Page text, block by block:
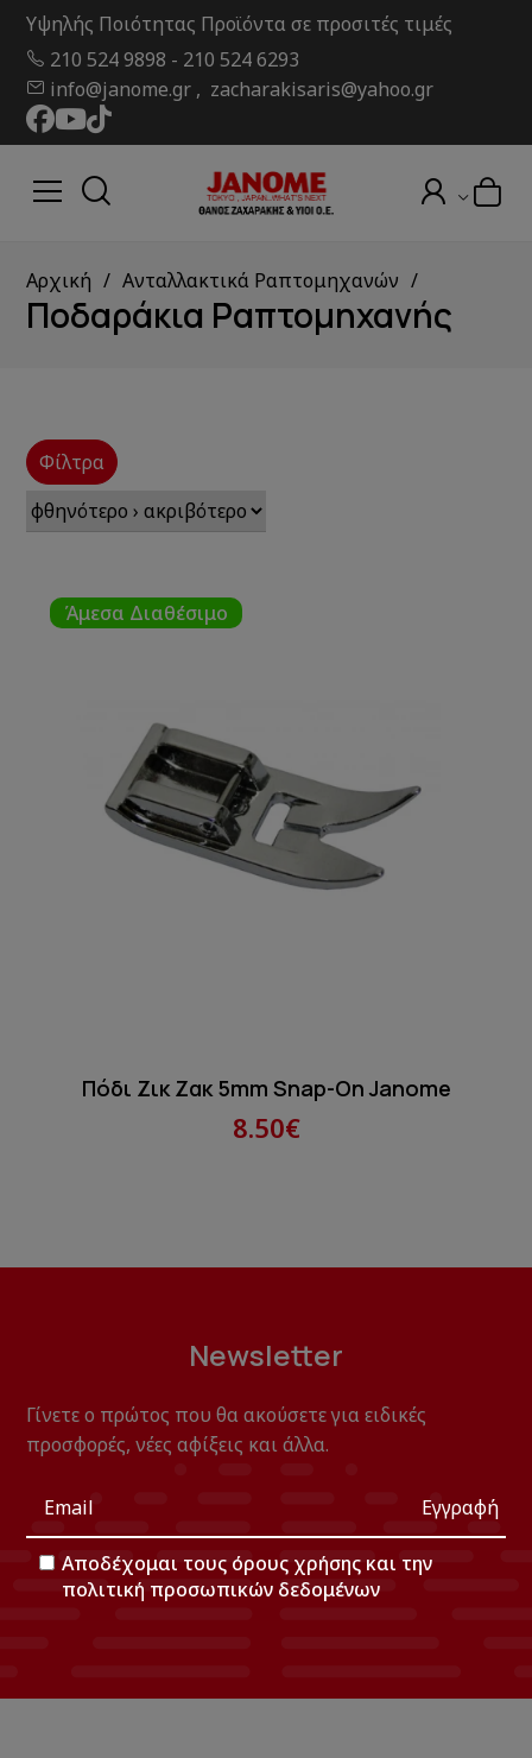
Υψηλής Ποιότητας Προϊόντα σε προσιτές τιμές
210 524 9898 - 210 524 6293
info@janome.gr , zacharakisaris@yahoo.gr
Αρχική Ανταλλακτικά Ραπτομηχανών
Ποδαράκια Ραπτομηχανής
Φίλτρα
Άμεσα Διαθέσιμο
Πόδι Ζικ Ζακ 5mm Snap-On Janome
8.50€
Newsletter
Γίνετε ο πρώτος που θα ακούσετε για ειδικές
προσφορές, νέες αφίξεις και άλλα.
Εγγραφή
Αποδέχομαι τους όρους χρήσης και την
πολιτική προσωπικών δεδομένων